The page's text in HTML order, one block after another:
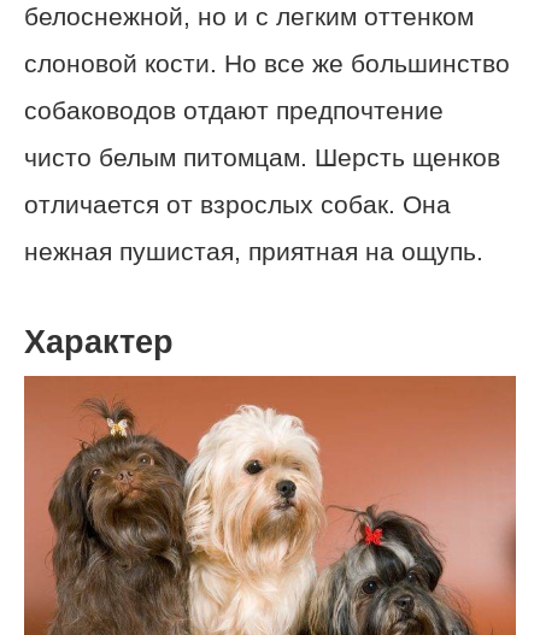
белоснежной, но и с легким оттенком
слоновой кости. Но все же большинство
собаководов отдают предпочтение
чисто белым питомцам. Шерсть щенков
отличается от взрослых собак. Она
нежная пушистая, приятная на ощупь.
Характер